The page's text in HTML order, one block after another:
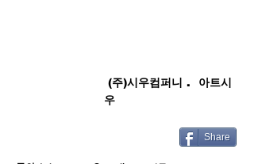
(주)시우컴퍼니 . 아트시
우
Share